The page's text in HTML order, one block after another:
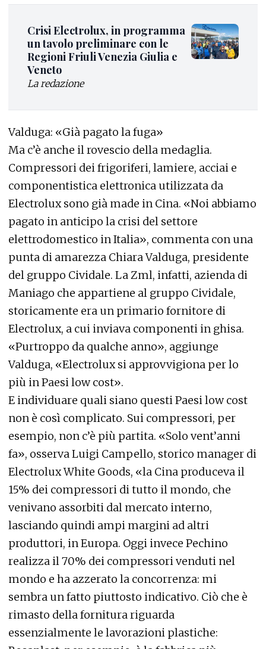
Crisi Electrolux, in programma
un tavolo preliminare con le
Regioni Friuli Venezia Giulia e
Veneto
La redazione
Valduga: «Già pagato la fuga»
Ma c’è anche il rovescio della medaglia.
Compressori dei frigoriferi, lamiere, acciai e
componentistica elettronica utilizzata da
Electrolux sono già made in Cina. «Noi abbiamo
pagato in anticipo la crisi del settore
elettrodomestico in Italia», commenta con una
punta di amarezza Chiara Valduga, presidente
del gruppo Cividale. La Zml, infatti, azienda di
Maniago che appartiene al gruppo Cividale,
storicamente era un primario fornitore di
Electrolux, a cui inviava componenti in ghisa.
«Purtroppo da qualche anno», aggiunge
Valduga, «Electrolux si approvvigiona per lo
più in Paesi low cost».
E individuare quali siano questi Paesi low cost
non è così complicato. Sui compressori, per
esempio, non c’è più partita. «Solo vent’anni
fa», osserva Luigi Campello, storico manager di
Electrolux White Goods, «la Cina produceva il
15% dei compressori di tutto il mondo, che
venivano assorbiti dal mercato interno,
lasciando quindi ampi margini ad altri
produttori, in Europa. Oggi invece Pechino
realizza il 70% dei compressori venduti nel
mondo e ha azzerato la concorrenza: mi
sembra un fatto piuttosto indicativo. Ciò che è
rimasto della fornitura riguarda
essenzialmente le lavorazioni plastiche: